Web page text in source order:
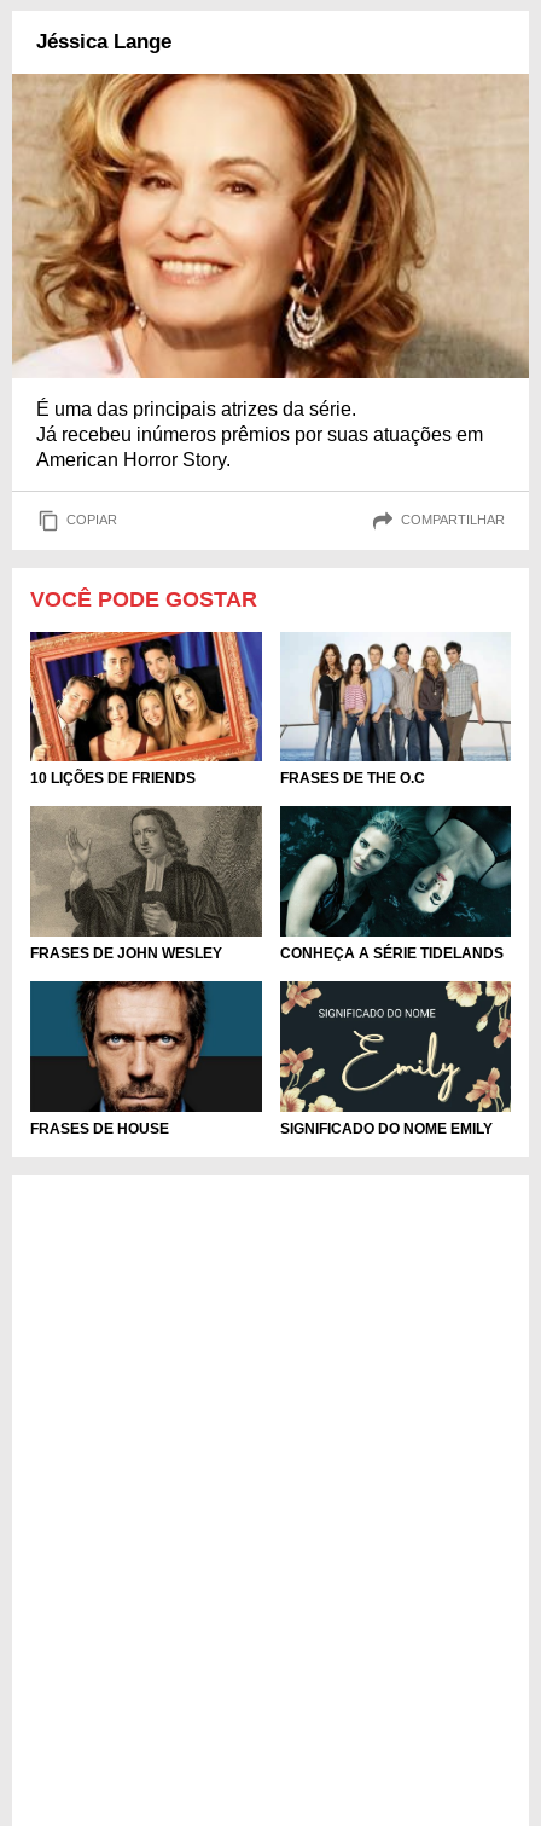
Jéssica Lange
É uma das principais atrizes da série.
Já recebeu inúmeros prêmios por suas atuações em
American Horror Story.
COPIAR COMPARTILHAR
VOCÊ PODE GOSTAR
10 LIÇÕES DE FRIENDS FRASES DE THE O.C
FRASES DE JOHN WESLEY CONHEÇA A SÉRIE TIDELANDS
FRASES DE HOUSE SIGNIFICADO DO NOME EMILY